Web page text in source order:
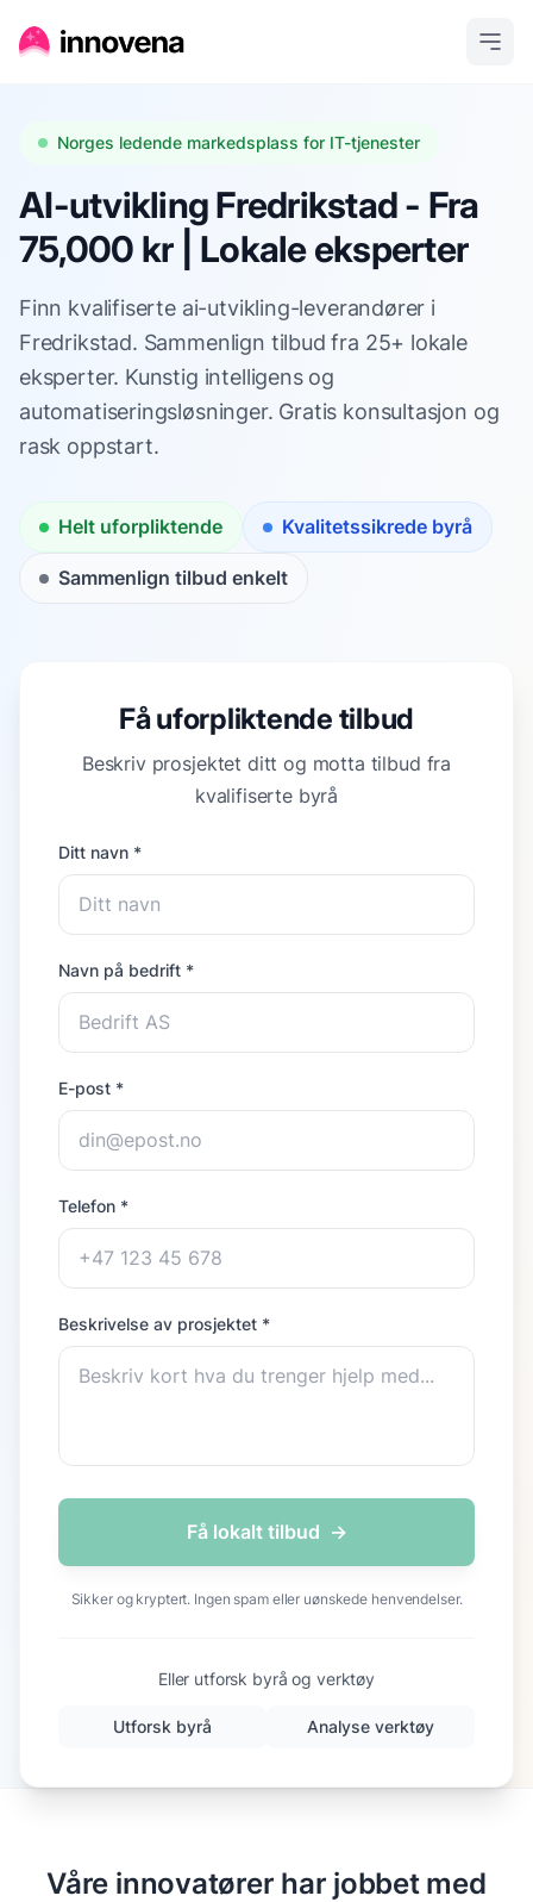
Norges ledende markedsplass for IT-tjenester
AI-utvikling Fredrikstad - Fra
75,000 kr | Lokale eksperter
Finn kvalifiserte ai-utvikling-leverandører i
Fredrikstad. Sammenlign tilbud fra 25+ lokale
eksperter. Kunstig intelligens og
automatiseringsløsninger. Gratis konsultasjon og
rask oppstart.
Helt uforpliktende Kvalitetssikrede byrå
Sammenlign tilbud enkelt
Få uforpliktende tilbud
Beskriv prosjektet ditt og motta tilbud fra
kvalifiserte byrå
Ditt navn *
Navn på bedrift *
E-post *
Telefon *
Beskrivelse av prosjektet *
Få lokalt tilbud →
Sikker og kryptert. Ingen spam eller uønskede henvendelser.
Eller utforsk byrå og verktøy
Utforsk byrå Analyse verktøy
Våre innovatører har jobbet med